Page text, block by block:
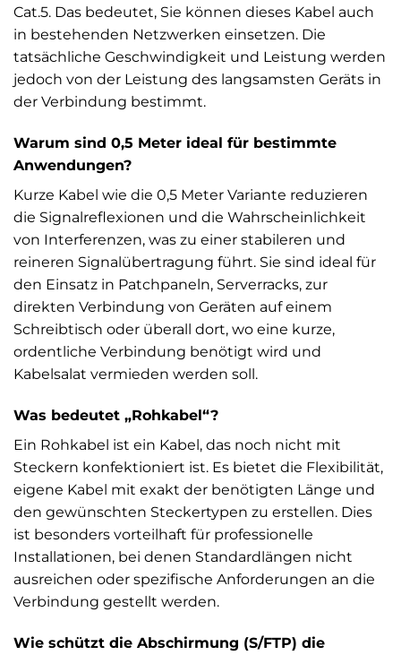
Cat.5. Das bedeutet, Sie können dieses Kabel auch
in bestehenden Netzwerken einsetzen. Die
tatsächliche Geschwindigkeit und Leistung werden
jedoch von der Leistung des langsamsten Geräts in
der Verbindung bestimmt.
Warum sind 0,5 Meter ideal für bestimmte
Anwendungen?
Kurze Kabel wie die 0,5 Meter Variante reduzieren
die Signalreflexionen und die Wahrscheinlichkeit
von Interferenzen, was zu einer stabileren und
reineren Signalübertragung führt. Sie sind ideal für
den Einsatz in Patchpaneln, Serverracks, zur
direkten Verbindung von Geräten auf einem
Schreibtisch oder überall dort, wo eine kurze,
ordentliche Verbindung benötigt wird und
Kabelsalat vermieden werden soll.
Was bedeutet „Rohkabel“?
Ein Rohkabel ist ein Kabel, das noch nicht mit
Steckern konfektioniert ist. Es bietet die Flexibilität,
eigene Kabel mit exakt der benötigten Länge und
den gewünschten Steckertypen zu erstellen. Dies
ist besonders vorteilhaft für professionelle
Installationen, bei denen Standardlängen nicht
ausreichen oder spezifische Anforderungen an die
Verbindung gestellt werden.
Wie schützt die Abschirmung (S/FTP) die